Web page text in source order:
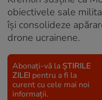
obiectivele sale
își consolideze
drone ucrainene.
Abonați-vă la ȘTIRILE
ZILEI pentru a fi la
curent cu cele mai noi
informații.